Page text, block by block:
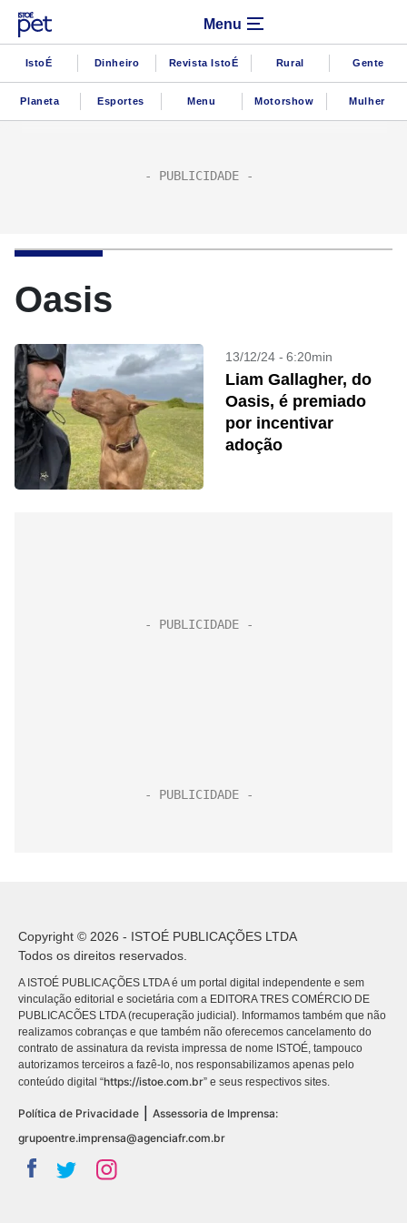
Menu
IstoÉ Dinheiro Revista IstoÉ Rural Gente
Planeta Esportes Menu Motorshow Mulher
Oasis
13/12/24 - 6:20min
Liam Gallagher, do
Oasis, é premiado
por incentivar
adoção
Copyright © 2026 - ISTOÉ PUBLICAÇÕES LTDA
Todos os direitos reservados.
A ISTOÉ PUBLICAÇÕES LTDA é um portal digital independente e sem
vinculação editorial e societária com a EDITORA TRES COMÉRCIO DE
PUBLICACÕES LTDA (recuperação judicial). Informamos também que não
realizamos cobranças e que também não oferecemos cancelamento do
contrato de assinatura da revista impressa de nome ISTOÉ, tampouco
autorizamos terceiros a fazê-lo, nos responsabilizamos apenas pelo
conteúdo digital “https://istoe.com.br” e seus respectivos sites.
Política de Privacidade
Assessoria de Imprensa:
grupoentre.imprensa@agenciafr.com.br